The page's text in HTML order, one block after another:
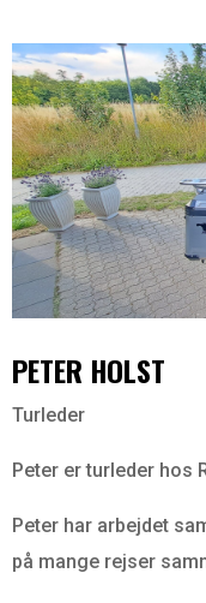
PETER HOLST
Turleder
Peter er turleder hos
Peter har arbejdet
på mange rejser